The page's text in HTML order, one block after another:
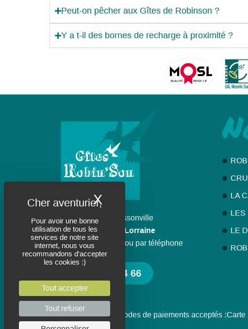
Pour avoir une bonne
utilisation de tous les
services de notre site
internet, nous vous
recommandons d'accepter
les cookies :)
Tout accepter
Tout refuser
X Masquer le bandeau
Peut-on pêcher aux Gîtes de Robinson ?
Y a t-il des bornes de recharge à proximité ?
Domaine de Haussonville
57830 Foulcrey / Lorraine
Contactez-nous par email ou par téléphone
06 85 57 44 66
LA
LES
LE
Modes de paiements acceptés :Carte